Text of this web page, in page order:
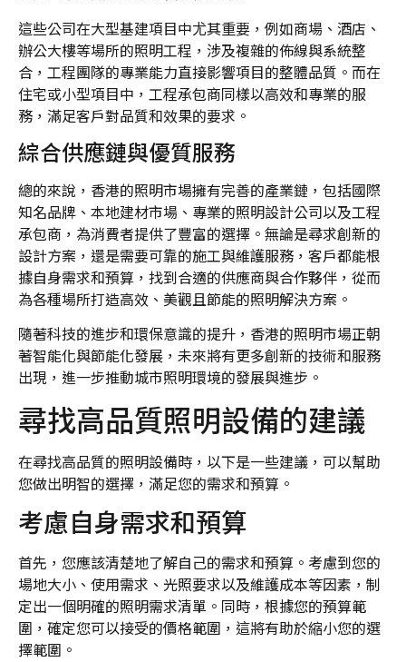
這些公司在大型基建項目中尤其重要，例如商場、酒店、
辦公大樓等場所的照明工程，涉及複雜的佈線與系統整
合，工程團隊的專業能力直接影響項目的整體品質。而在
住宅或小型項目中，工程承包商同樣以高效和專業的服
務，滿足客戶對品質和效果的要求。
綜合供應鏈與優質服務
總的來說，香港的照明市場擁有完善的產業鏈，包括國際
知名品牌、本地建材市場、專業的照明設計公司以及工程
承包商，為消費者提供了豐富的選擇。無論是尋求創新的
設計方案，還是需要可靠的施工與維護服務，客戶都能根
據自身需求和預算，找到合適的供應商與合作夥伴，從而
為各種場所打造高效、美觀且節能的照明解決方案。
隨著科技的進步和環保意識的提升，香港的照明市場正朝
著智能化與節能化發展，未來將有更多創新的技術和服務
出現，進一步推動城市照明環境的發展與進步。
尋找高品質照明設備的建議
在尋找高品質的照明設備時，以下是一些建議，可以幫助
您做出明智的選擇，滿足您的需求和預算。
考慮自身需求和預算
首先，您應該清楚地了解自己的需求和預算。考慮到您的
場地大小、使用需求、光照要求以及維護成本等因素，制
定出一個明確的照明需求清單。同時，根據您的預算範
圍，確定您可以接受的價格範圍，這將有助於縮小您的選
擇範圍。